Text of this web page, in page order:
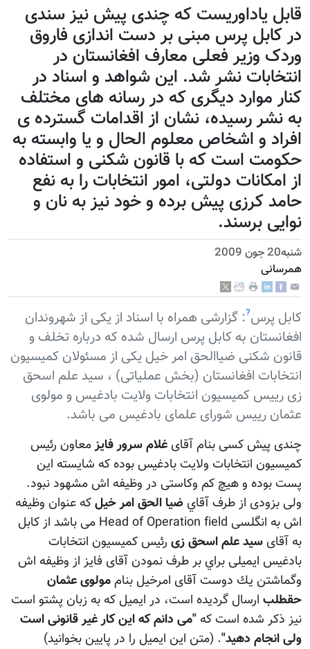
قابل ياداوريست که چندی پيش نيز سندی
در کابل پرس مبنی بر دست اندازی فاروق
وردک وزير فعلی معارف افغانستان در
انتخابات نشر شد. اين شواهد و اسناد در
کنار موارد ديگری که در رسانه های مختلف
به نشر رسیده، نشان از اقدامات گسترده ی
افراد و اشخاص معلوم الحال و يا وابسته به
حکومت است که با قانون شکنی و استفاده
از امکانات دولتی، امور انتخابات را به نفع
حامد کرزی پيش برده و خود نيز به نان و
نوایی برسند.
شنبه20 جون 2009
همرسانی
کابل پرس?: گزارشی همراه با اسناد از يکی از شهروندان
افغانستان به کابل پرس ارسال شده که درباره تخلف و
قانون شکنی ضياالحق امر خيل يکی از مسئولان کمیسيون
انتخابات افغانستان (بخش عملياتی) ، سید علم اسحق
زی رييس کميسیون انتخابات ولايت بادغيس و مولوی
عثمان رييس شورای علمای بادغیس می باشد.
چندی پيش كسی بنام آقای غلام سرور فايزمعاون رئيس
كميسيون انتخابات ولايت بادغيس بوده كه شايسته اين
پست بوده و هيچ كم وكاستی در وظيفه اش مشهود نبود.
ولی بزودی از طرف آقاي ضيا الحق امر خيلكه عنوان وظيفه
اش به انگلسی Head of Operation field می باشد از كابل
به آقای سيد علم اسحق زی رئيس كميسيون انتخابات
بادغيس ايميلی براي بر طرف نمودن آقای فايز از وظيفه اش
وگماشتن يك دوست آقای امرخيل بناممولوی عثمان
حقطلب ارسال گرديده است، در ايميل كه به زبان پشتو است
نيز ذكر شده است كه "می دانم كه اين كار غير قانونی است
ولی انجام دهيد". (متن اين ايميل را در پایین بخوانيد)